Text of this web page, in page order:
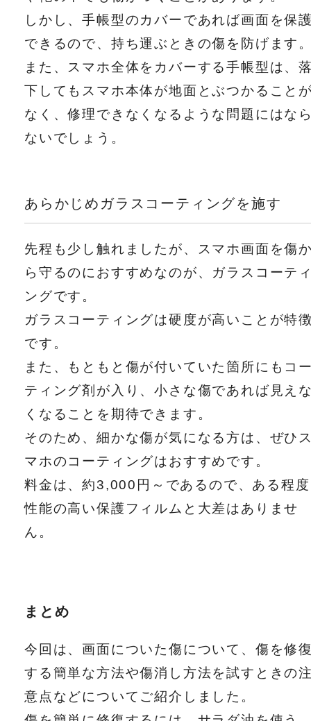
しかし、手帳型のカバーであれば画面を保
できるので、持ち運ぶときの傷を防げます
また、スマホ全体をカバーする手帳型は、
下してもスマホ本体が地面とぶつかること
なく、修理できなくなるような問題にはな
ないでしょう。
あらかじめガラスコーティングを施す
先程も少し触れましたが、スマホ画面を傷
ら守るのにおすすめなのが、ガラスコーテ
ングです。
ガラスコーティングは硬度が高いことが特
です。
また、もともと傷が付いていた箇所にもコ
ティング剤が入り、小さな傷であれば見え
くなることを期待できます。
そのため、細かな傷が気になる方は、ぜひ
マホのコーティングはおすすめです。
料金は、約3,000円～であるので、ある程度
性能の高い保護フィルムと大差はありませ
ん。
まとめ
今回は、画面についた傷について、傷を修
する簡単な方法や傷消し方法を試すときの
意点などについてご紹介しました。